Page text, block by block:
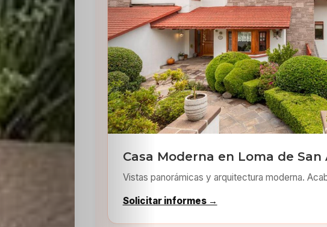
Inicio
Casting
Bershka
Casting
SHEIN
Casting
Casa Moderna en Loma de San
Vistas panorámicas y arquitectura moderna.
Solicitar informes →